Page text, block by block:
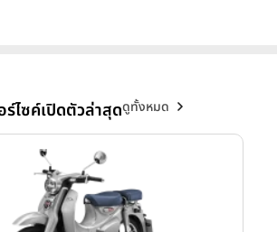
ร์ไซค์เปิดตัวล่าสุดดูทั้งหมด